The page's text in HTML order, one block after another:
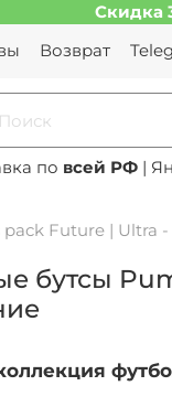
Скидка
Возврат
по всей РФ |
Future | Ultra
бутсы